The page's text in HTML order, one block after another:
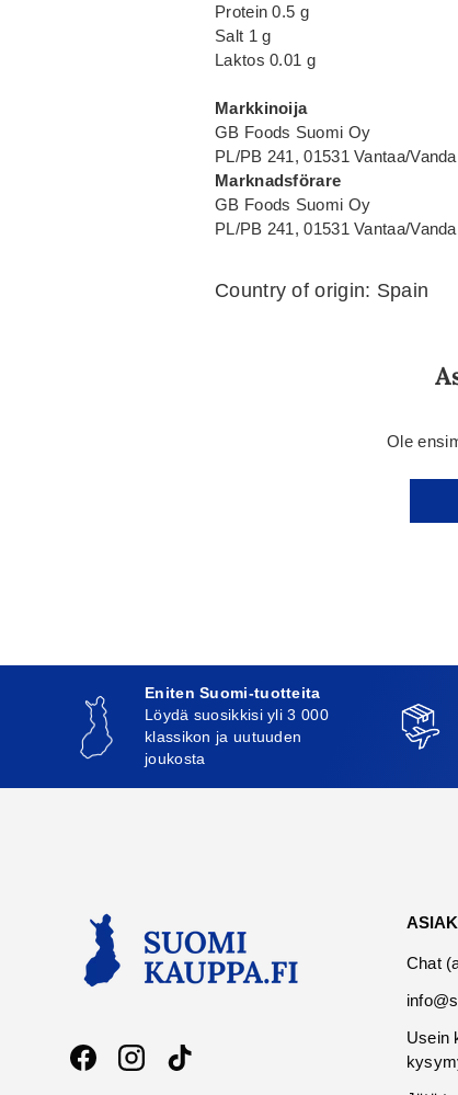
Protein 0.5 g
Salt 1 g
Laktos 0.01 g
Markkinoija
GB Foods Suomi Oy
PL/PB 241, 01531 Vantaa/Vanda
Marknadsförare
GB Foods Suomi Oy
PL/PB 241, 01531 Vantaa/Vanda
Country of origin: Spain
Ole
Eniten Suomi-tuotteita
Löydä suosikkisi yli 3 000
klassikon ja uutuuden
joukosta
FacebookInstagramTikTok
Chat
Usein